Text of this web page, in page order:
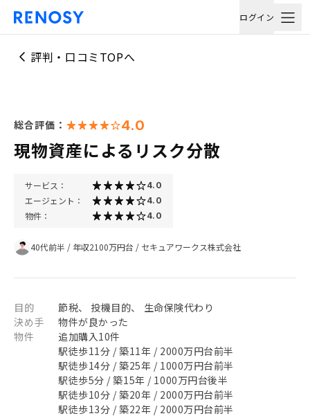
ログイン
評判・口コミTOPへ
総合評価： 4.0
現物資産によるリスク分散
サービス： 4.0
エージェント： 4.0
物件： 4.0
40代前半 / 年収2100万円台 / セキュアワークス株式会社
目的
節税、 投機目的、 生命保険代わり
決め手
物件が良かった
物件
追加購入10件
駅徒歩11分 / 築11年 / 2000万円台前半
駅徒歩14分 / 築25年 / 1000万円台前半
駅徒歩5分 / 築15年 / 1000万円台後半
駅徒歩10分 / 築20年 / 2000万円台前半
駅徒歩13分 / 築22年 / 2000万円台前半